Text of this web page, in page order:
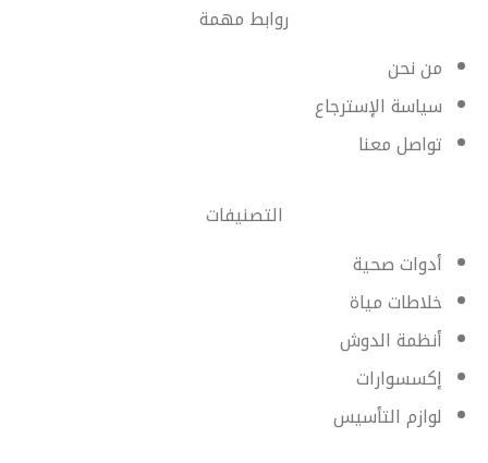
روابط مهمة
من نحن
سياسة الإسترجاع
تواصل معنا
التصنيفات
أدوات صحية
خلاطات مياة
أنظمة الدوش
إكسسوارات
لوازم التأسيس